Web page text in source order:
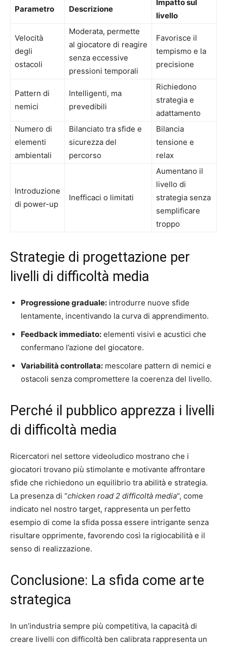
Parametro Descrizione
Impatto sul
livello
Velocità
degli
ostacoli
Moderata, permette
al giocatore di reagire
senza eccessive
pressioni temporali
Favorisce il
tempismo e la
precisione
Pattern di
nemici
Intelligenti, ma
prevedibili
Richiedono
strategia e
adattamento
Numero di
elementi
ambientali
Bilanciato tra sfide e
sicurezza del
percorso
Bilancia
tensione e
relax
Introduzione
di power-up
Inefficaci o limitati
Aumentano il
livello di
strategia senza
semplificare
troppo
Strategie di progettazione per
livelli di difficoltà media
Progressione graduale: introdurre nuove sfide
lentamente, incentivando la curva di apprendimento.
Feedback immediato: elementi visivi e acustici che
confermano l’azione del giocatore.
Variabilità controllata: mescolare pattern di nemici e
ostacoli senza compromettere la coerenza del livello.
Perché il pubblico apprezza i livelli
di difficoltà media
Ricercatori nel settore videoludico mostrano che i
giocatori trovano più stimolante e motivante affrontare
sfide che richiedono un equilibrio tra abilità e strategia.
La presenza di “chicken road 2 difficoltà media“, come
indicato nel nostro target, rappresenta un perfetto
esempio di come la sfida possa essere intrigante senza
risultare opprimente, favorendo così la rigiocabilità e il
senso di realizzazione.
Conclusione: La sfida come arte
strategica
In un’industria sempre più competitiva, la capacità di
creare livelli con difficoltà ben calibrata rappresenta un